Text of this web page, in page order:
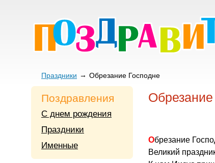
Праздники Обрезание Господне
Обрезание
Великий
Поздравления
С днем рождения
Праздники
Именные